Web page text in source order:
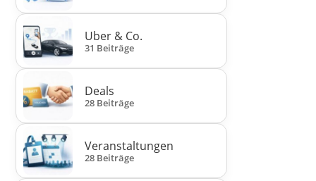
Uber & Co.
31 Beiträge
Deals
28 Beiträge
Veranstaltungen
28 Beiträge